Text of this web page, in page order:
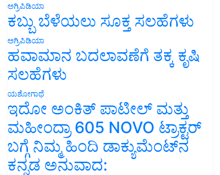
ಅಗ್ರಿಪಿಡಿಯಾ
ಕಬ್ಬು ಬೆಳೆಯಲು ಸೂಕ್ತ ಸಲಹೆಗಳು
ಅಗ್ರಿಪಿಡಿಯಾ
ಹವಾಮಾನ ಬದಲಾವಣೆಗೆ ತಕ್ಕ ಕೃಷಿ
ಸಲಹೆಗಳು
ಯಶೋಗಾಥೆ
ಇದೋ ಅಂಕಿತ್ ಪಾಟೀಲ್ ಮತ್ತು
ಮಹೀಂದ್ರಾ 605 NOVO ಟ್ರಾಕ್ಟರ್
ಬಗ್ಗೆ ನಿಮ್ಮ ಹಿಂದಿ ಡಾಕ್ಯುಮೆಂಟ್‌ನ
ಕನ್ನಡ ಅನುವಾದ: